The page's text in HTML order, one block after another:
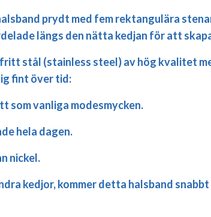
prydt med fem rektangulära
längs den nätta kedjan för att
stål (stainless steel)av hög kvalitet
fint över tid:
vanliga modesmycken.
hela dagen.
nickel.
kedjor, kommer detta halsband